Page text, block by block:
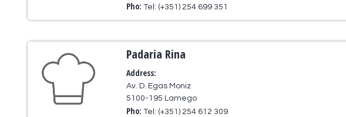
Pho: Tel: (+351) 254 699 351
Padaria Rina
Address:
Av. D. Egas Moniz
5100-195 Lamego
Pho: Tel: (+351) 254 612 309